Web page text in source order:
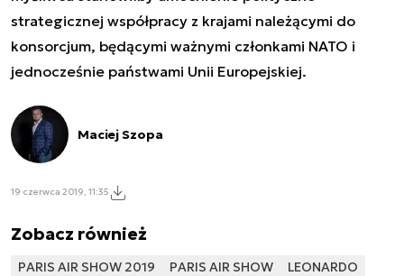
strategicznej współpracy z krajami należącymi do
konsorcjum, będącymi ważnymi członkami NATO i
jednocześnie państwami Unii Europejskiej.
Maciej Szopa
19 czerwca 2019, 11:35
Zobacz również
PARIS AIR SHOW 2019 PARIS AIR SHOW
LEONARDO